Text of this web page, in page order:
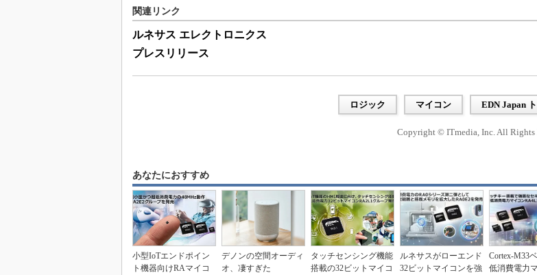
関連リンク
ルネサス エレクトロニクス
プレスリリース
ロジック マイコン EDN Japan
Copyright © ITmedia, Inc. All Rights
あなたにおすすめ
小型IoTエンドポイン
ト機器向けRAマイコ
デノンの空間オーディ
オ、凄すぎた
タッチセンシング機能
搭載の32ビットマイコ
ルネサスがローエンド
32ビットマイコンを強
Cortex-M33
低消費電力